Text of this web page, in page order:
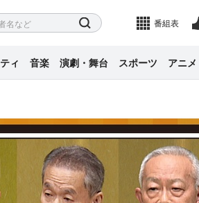
検索 番組表
ィ 音楽 演劇・舞台 スポーツ アニ